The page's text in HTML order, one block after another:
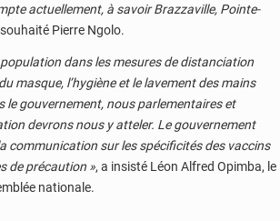
actuellement, à savoir Brazzaville, Pointe-
souhaité Pierre Ngolo.
dans les mesures de distanciation
masque, l’hygiène et le lavement des mains
le gouvernement, nous parlementaires et
devrons nous y atteler. Le gouvernement
communication sur les spécificités des vaccins
de précaution », a insisté Léon Alfred Opimba, le
nationale.